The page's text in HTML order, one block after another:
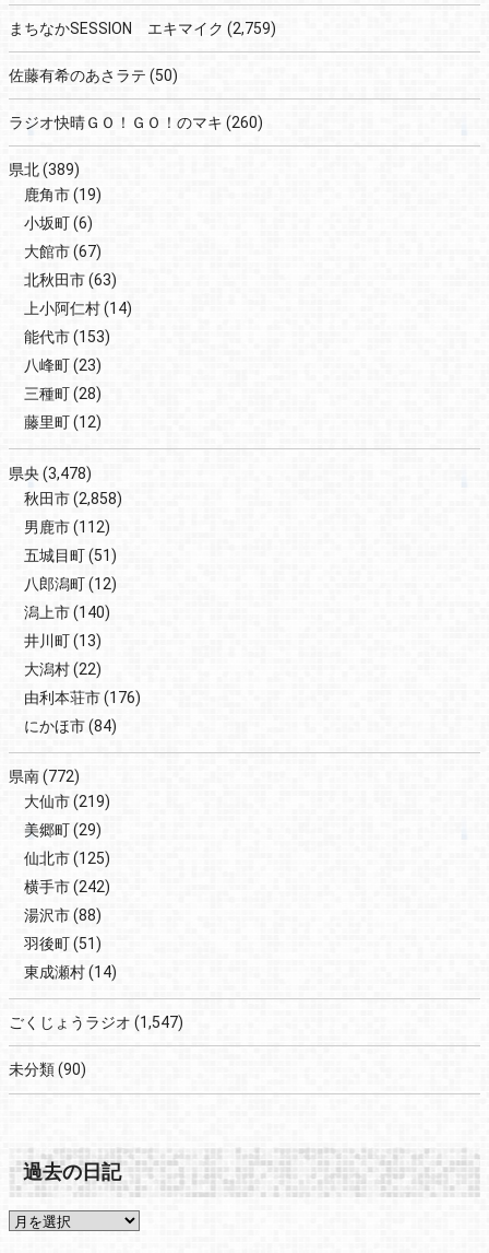
まちなかSESSION エキマイク (2,759)
佐藤有希のあさラテ (50)
ラジオ快晴ＧＯ！ＧＯ！のマキ (260)
県北(389)
鹿角市(19)
小坂町(6)
大館市(67)
北秋田市(63)
上小阿仁村(14)
能代市(153)
八峰町(23)
三種町(28)
藤里町(12)
県央 (3,478)
秋田市(2,858)
男鹿市(112)
五城目町(51)
八郎潟町(12)
潟上市(140)
井川町(13)
大潟村(22)
由利本荘市(176)
にかほ市(84)
県南(772)
大仙市(219)
美郷町(29)
仙北市(125)
横手市(242)
湯沢市(88)
羽後町(51)
東成瀬村(14)
ごくじょうラジオ (1,547)
未分類(90)
過去の日記